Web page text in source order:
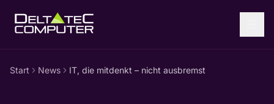
Start News IT, die mitdenkt – nicht ausbremst